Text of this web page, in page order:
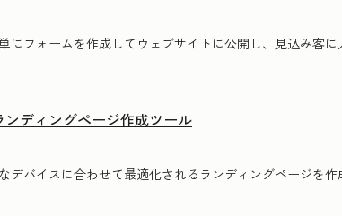
にフォームを作成してウェブサイトに公開し、見込み客
ンディングページ作成ツール
デバイスに合わせて最適化されるランディングページを